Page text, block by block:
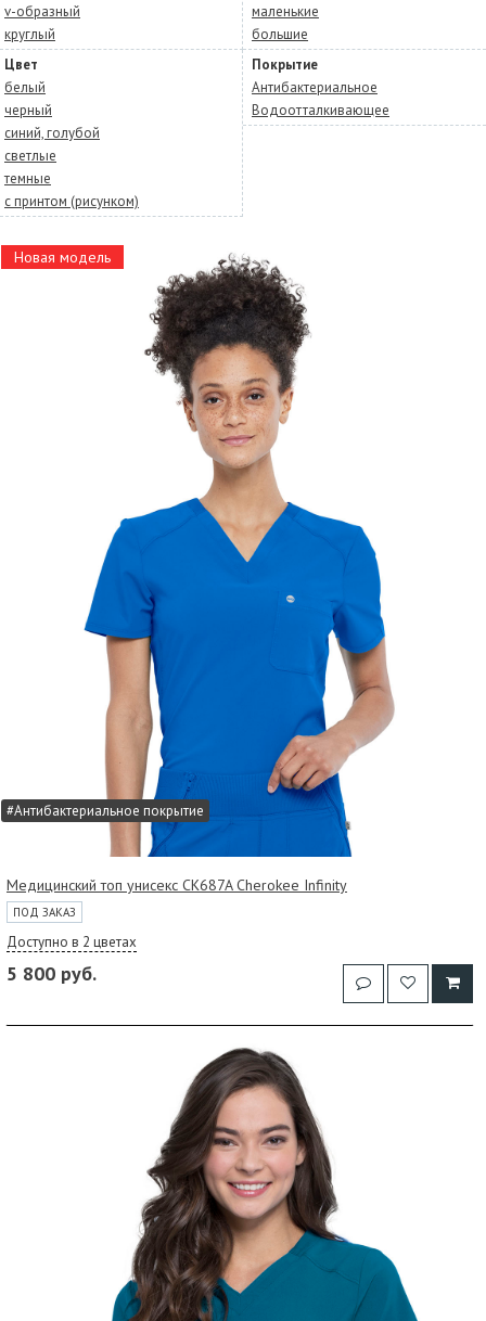
v-образный
круглый
маленькие
большие
Цвет
белый
черный
синий, голубой
светлые
темные
с принтом (рисунком)
Покрытие
Антибактериальное
Водоотталкивающее
Новая модель
#Антибактериальное покрытие
Медицинский топ унисекс CK687A Cherokee Infinity
ПОД ЗАКАЗ
Доступно в 2 цветах
5 800 руб.